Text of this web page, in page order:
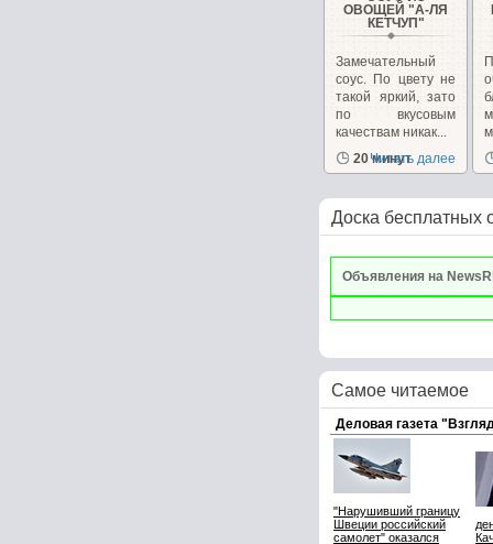
ОВОЩЕЙ "А-ЛЯ
КЕТЧУП"
Замечательный
соус. По цвету не
такой яркий, зато
по вкусовым
качествам никак...
20 минут
Читать далее
Доска бесплатных
Объявления на
Самое читаемое